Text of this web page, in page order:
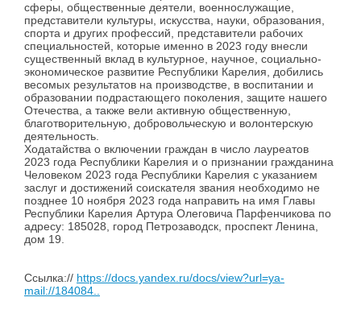
сферы, общественные деятели, военнослужащие,
представители культуры, искусства, науки, образования,
спорта и других профессий, представители рабочих
специальностей, которые именно в 2023 году внесли
существенный вклад в культурное, научное, социально-
экономическое развитие Республики Карелия, добились
весомых результатов на производстве, в воспитании и
образовании подрастающего поколения, защите нашего
Отечества, а также вели активную общественную,
благотворительную, добровольческую и волонтерскую
деятельность.
Ходатайства о включении граждан в число лауреатов
2023 года Республики Карелия и о признании гражданина
Человеком 2023 года Республики Карелия с указанием
заслуг и достижений соискателя звания необходимо не
позднее 10 ноября 2023 года направить на имя Главы
Республики Карелия Артура Олеговича Парфенчикова по
адресу: 185028, город Петрозаводск, проспект Ленина,
дом 19.
Ссылка:// https://docs.yandex.ru/docs/view?url=ya-
mail://184084..